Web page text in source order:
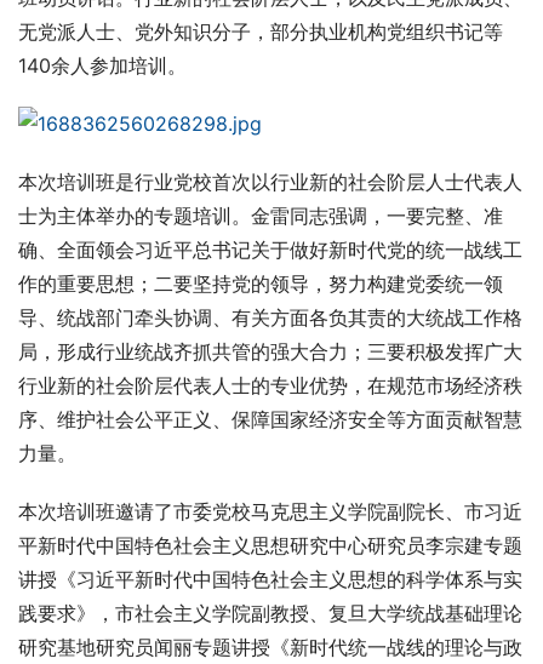
无党派人士、党外知识分子，部分执业机构党组织书记等
140余人参加培训。
本次培训班是行业党校首次以行业新的社会阶层人士代表人
士为主体举办的专题培训。金雷同志强调，一要完整、准
确、全面领会习近平总书记关于做好新时代党的统一战线工
作的重要思想；二要坚持党的领导，努力构建党委统一领
导、统战部门牵头协调、有关方面各负其责的大统战工作格
局，形成行业统战齐抓共管的强大合力；三要积极发挥广大
行业新的社会阶层代表人士的专业优势，在规范市场经济秩
序、维护社会公平正义、保障国家经济安全等方面贡献智慧
力量。
本次培训班邀请了市委党校马克思主义学院副院长、市习近
平新时代中国特色社会主义思想研究中心研究员李宗建专题
讲授《习近平新时代中国特色社会主义思想的科学体系与实
践要求》，市社会主义学院副教授、复旦大学统战基础理论
研究基地研究员闻丽专题讲授《新时代统一战线的理论与政